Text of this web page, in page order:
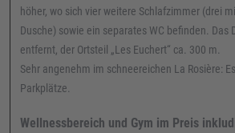
höher, wo sich vier weitere Schlafzimmer (drei
Dusche) sowie ein separates WC befinden. Das
entfernt, der Ortsteil „Les Euchert“ ca. 300 m.
Sehr angenehm im schneereichen La Rosière:
Parkplätze.
Wellnessbereich und Gym im Preis